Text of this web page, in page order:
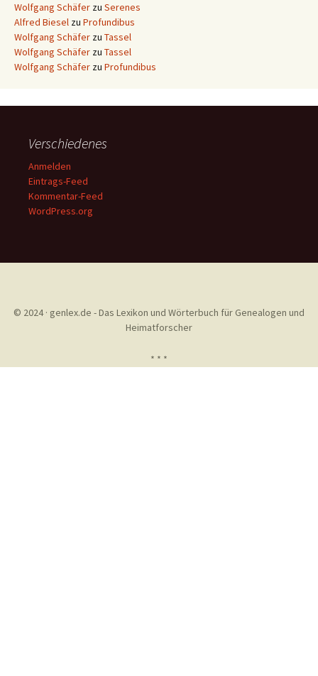
Wolfgang Schäfer zu Serenes
Alfred Biesel zu Profundibus
Wolfgang Schäfer zu Tassel
Wolfgang Schäfer zu Tassel
Wolfgang Schäfer zu Profundibus
Verschiedenes
Anmelden
Eintrags-Feed
Kommentar-Feed
WordPress.org
© 2024 · genlex.de - Das Lexikon und Wörterbuch für Genealogen und
Heimatforscher
* * *